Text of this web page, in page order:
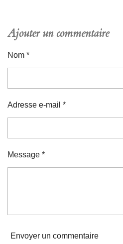
Ajouter un commentaire
Nom *
Adresse e-mail *
Message *
Envoyer un commentaire